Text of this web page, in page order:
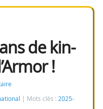
de kin-
!
Mots clés : 2025-